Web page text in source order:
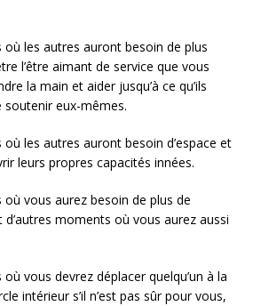
les autres auront besoin de plus
l’être aimant de service que vous
la main et aider jusqu’à ce qu’ils
soutenir eux-mêmes.
les autres auront besoin d’espace et
leurs propres capacités innées.
vous aurez besoin de plus de
d’autres moments où vous aurez aussi
vous devrez déplacer quelqu’un à la
intérieur s’il n’est pas sûr pour vous,